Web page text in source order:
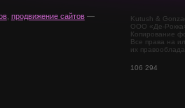
, продвижение сайтов—
Kutush &
ООО «Де-
Копирование
Все права на
их
106 294